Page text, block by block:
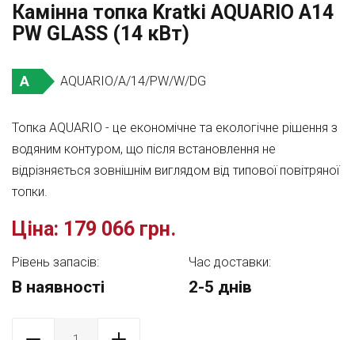
Камінна топка Kratki AQUARIO A14
PW GLASS (14 кВт)
A AQUARIO/A/14/PW/W/DG
Топка AQUARIO - це економічне та екологічне рішення з
водяним контуром, що після встановлення не
відрізняється зовнішнім виглядом від типової повітряної
топки.
Ціна: 179 066 грн.
Рівень запасів:
В наявності
Час доставки:
2-5 днів